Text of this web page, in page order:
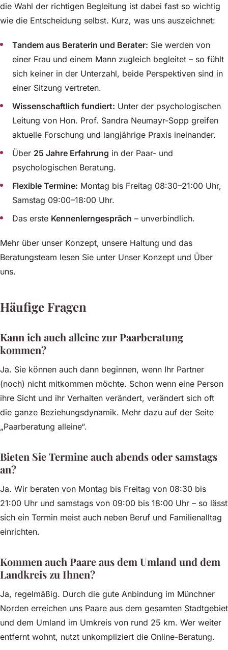
die Wahl der richtigen Begleitung ist dabei fast so wichtig
wie die Entscheidung selbst. Kurz, was uns auszeichnet:
Tandem aus Beraterin und Berater: Sie werden von
einer Frau und einem Mann zugleich begleitet – so fühlt
sich keiner in der Unterzahl, beide Perspektiven sind in
einer Sitzung vertreten.
Wissenschaftlich fundiert: Unter der psychologischen
Leitung von Hon. Prof. Sandra Neumayr-Sopp greifen
aktuelle Forschung und langjährige Praxis ineinander.
Über 25 Jahre Erfahrung in der Paar- und
psychologischen Beratung.
Flexible Termine: Montag bis Freitag 08:30–21:00 Uhr,
Samstag 09:00–18:00 Uhr.
Das erste Kennenlerngespräch – unverbindlich.
Mehr über unser Konzept, unsere Haltung und das
Beratungsteam lesen Sie unter Unser Konzept und Über
uns.
Häufige Fragen
Kann ich auch alleine zur Paarberatung
kommen?
Ja. Sie können auch dann beginnen, wenn Ihr Partner
(noch) nicht mitkommen möchte. Schon wenn eine Person
ihre Sicht und ihr Verhalten verändert, verändert sich oft
die ganze Beziehungsdynamik. Mehr dazu auf der Seite
„Paarberatung alleine“.
Bieten Sie Termine auch abends oder samstags
an?
Ja. Wir beraten von Montag bis Freitag von 08:30 bis
21:00 Uhr und samstags von 09:00 bis 18:00 Uhr – so lässt
sich ein Termin meist auch neben Beruf und Familienalltag
einrichten.
Kommen auch Paare aus dem Umland und dem
Landkreis zu Ihnen?
Ja, regelmäßig. Durch die gute Anbindung im Münchner
Norden erreichen uns Paare aus dem gesamten Stadtgebiet
und dem Umland im Umkreis von rund 25 km. Wer weiter
entfernt wohnt, nutzt unkompliziert die Online-Beratung.